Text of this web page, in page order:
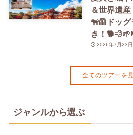
＆世界遺
🐕‍🦺ドッ
き！
2026年7月23日
全てのツアーを
ジャンルから選ぶ